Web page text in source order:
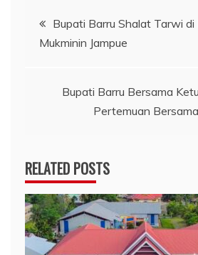
Navigasi
pos
Bupati Barru Shalat Tarwi di
Mukminin Jampue
Bupati Barru Bersama
Pertemuan
RELATED POSTS